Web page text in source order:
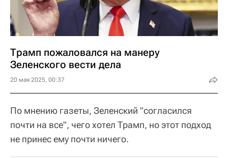
Трамп пожаловался на манеру
Зеленского вести дела
20 мая 2025, 00:37
По мнению газеты, Зеленский "согласился
почти на все", чего хотел Трамп, но этот подход
не принес ему почти ничего.